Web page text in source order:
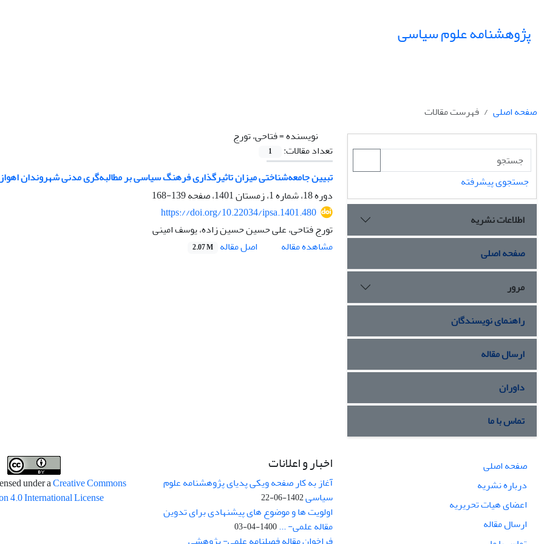
پژوهشنامه علوم سیاسی
صفحه اصلی
فهرست مقالات
نویسنده =فتاحی، تورج
تعداد مقالات:
1
تبیین جامعه‌شناختی میزان تاثیرگذاری فرهنگ سیاسی بر مطالبه‌گری مدنی شهروندان اهواز
دوره 18، شماره 1، زمستان 1401، صفحه
139-168
https://doi.org/10.22034/ipsa.1401.480
تورج فتاحی، علی حسین حسین زاده، یوسف امینی
مشاهده مقاله
اصل مقاله 2.07 M
جستجوی پیشرفته
اطلاعات نشریه
صفحه اصلی
مرور
راهنمای نویسندگان
ارسال مقاله
داوران
تماس با ما
صفحه اصلی
درباره نشریه
اعضای هیات تحریریه
ارسال مقاله
اخبار و اعلانات
آغاز به کار صفحه ویکی پدیای پژوهشنامه علوم
سیاسی1402-06-22
اولویت ها و موضوع های پیشنهادی برای تدوین
مقاله علمی- ...1400-04-03
under aCreative Commons
4.0 International License